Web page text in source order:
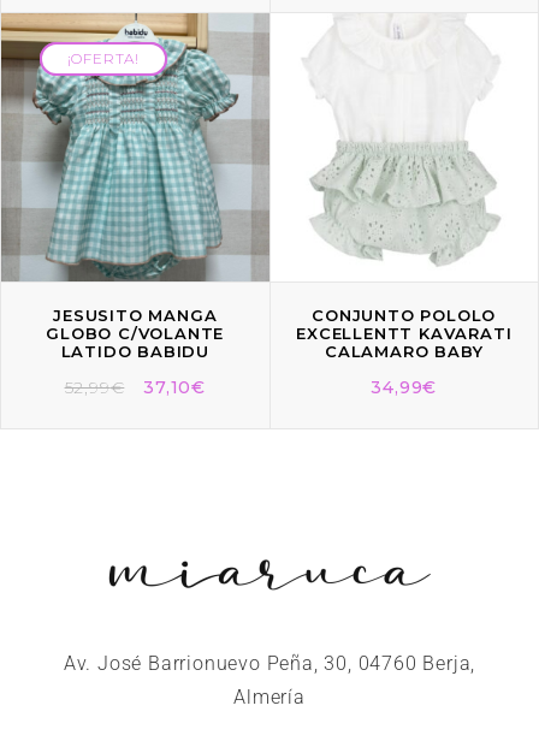
¡OFERTA!
¡OFERTA!
JESUSITO MANGA
GLOBO C/VOLANTE
LATIDO BABIDU
52,99€ 37,10€
CONJUNTO POLOLO
EXCELLENTT KAVARATI
CALAMARO BABY
34,99€
Av. José Barrionuevo Peña, 30, 04760 Berja,
Almería